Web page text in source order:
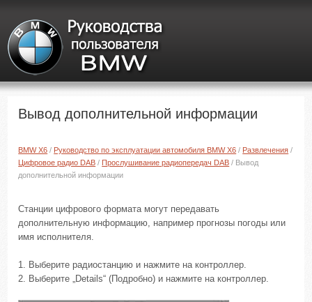
Вывод дополнительной информации
BMW X6 / Руководство по эксплуатации автомобиля BMW X6 / Развлечения /
Цифровое радио DAB / Прослушивание радиопередач DAB / Вывод
дополнительной информации
Станции цифрового формата могут передавать
дополнительную информацию, например прогнозы погоды или
имя исполнителя.
1. Выберите радиостанцию и нажмите на контроллер.
2. Выберите „Details“ (Подробно) и нажмите на контроллер.